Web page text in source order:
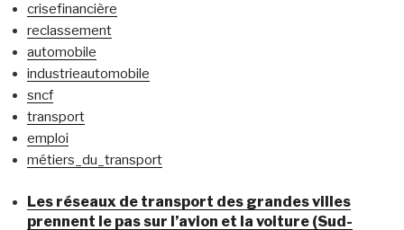
crisefinancière
reclassement
automobile
industrieautomobile
sncf
transport
emploi
métiers_du_transport
Les réseaux de transport des grandes villes
prennent le pas sur l’avion et la voiture (Sud-